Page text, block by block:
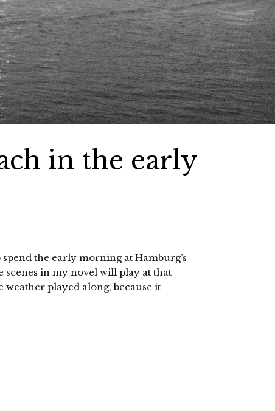
in the early
the early morning at Hamburg’s
scenes in my novel will play at that
played along, because it